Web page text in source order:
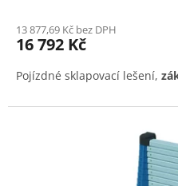
13 877,69 Kč bez DPH
16 792 Kč
Pojízdné sklapovací lešení,